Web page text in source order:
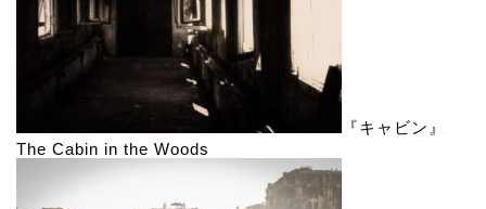
『キャビン』
The Cabin in the Woods